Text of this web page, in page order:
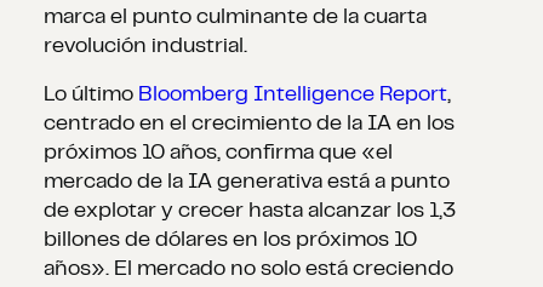
marca el punto culminante de la cuarta
revolución industrial.
Lo último Bloomberg Intelligence Report,
centrado en el crecimiento de la IA en los
próximos 10 años, confirma que «el
mercado de la IA generativa está a punto
de explotar y crecer hasta alcanzar los 1,3
billones de dólares en los próximos 10
años». El mercado no solo está creciendo